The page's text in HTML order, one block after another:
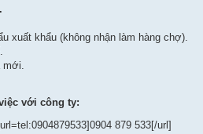
xuất khẩu (không nhận làm hàng chợ).
với công ty:
879 533[/url]